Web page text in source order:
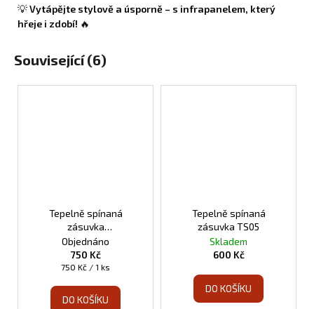
💡Vytápějte stylově a úsporně – s infrapanelem, který
hřeje i zdobí! 🔥
Související (6)
Tepelně spínaná
zásuvka
programovatelná TS10
Objednáno
750 Kč
Měrná
750 Kč / 1 ks
DO KOŠÍKU
Tepelně spínaná
zásuvka TS05
Skladem
600 Kč
DO KOŠÍKU